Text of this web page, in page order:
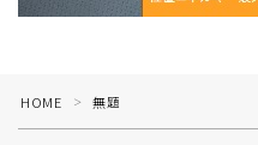
HOME ＞ 無題